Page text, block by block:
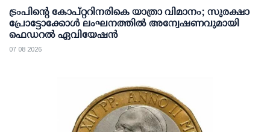
ട്രംപിന്റെ കോപ്റ്ററിനരികെ യാത്രാ വിമാനം; സുരക്ഷാ
പ്രോട്ടോക്കോള്‍ ലംഘനത്തില്‍ അന്വേഷണവുമായി
ഫെഡറല്‍ ഏവിയേഷന്‍
07 08 2026